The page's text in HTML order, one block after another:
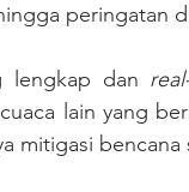
peringatan
lengkap dan
lain yang
mitigasi bencana